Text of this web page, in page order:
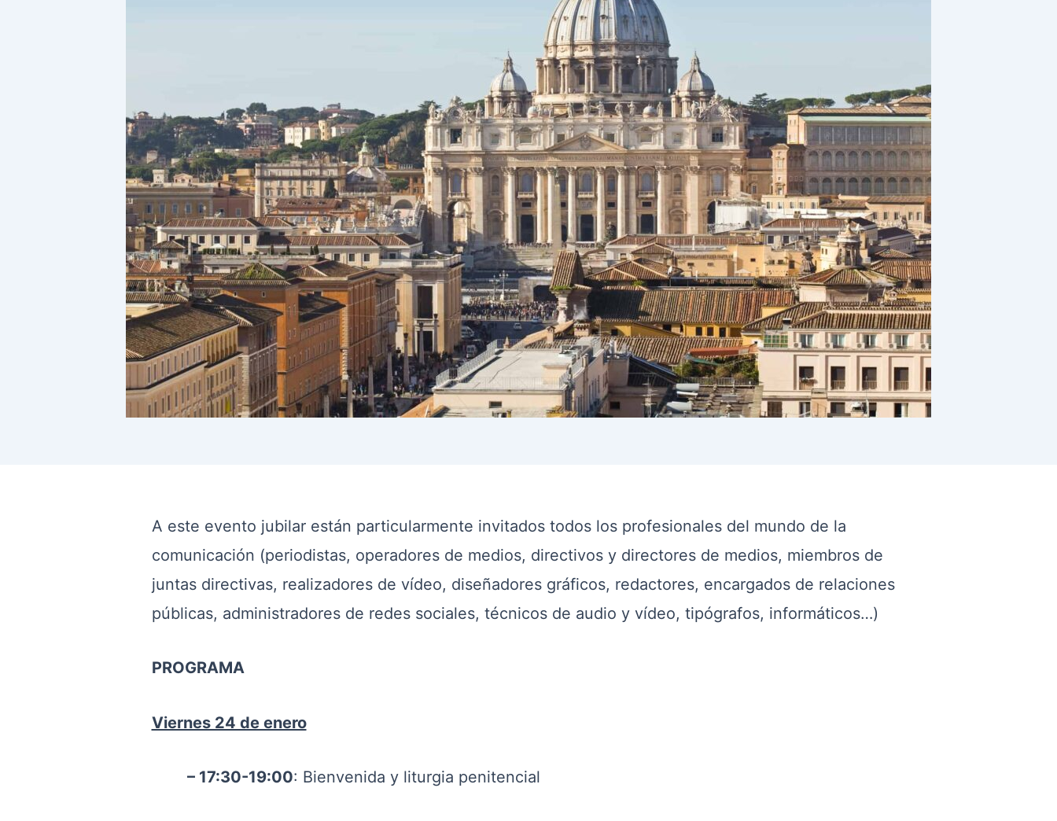
A este evento jubilar están particularmente invitados todos los profesionales del mundo de la
comunicación (periodistas, operadores de medios, directivos y directores de medios, miembros de
juntas directivas, realizadores de vídeo, diseñadores gráficos, redactores, encargados de relaciones
públicas, administradores de redes sociales, técnicos de audio y vídeo, tipógrafos, informáticos…)
PROGRAMA
Viernes 24 de enero
– 17:30-19:00: Bienvenida y liturgia penitencial